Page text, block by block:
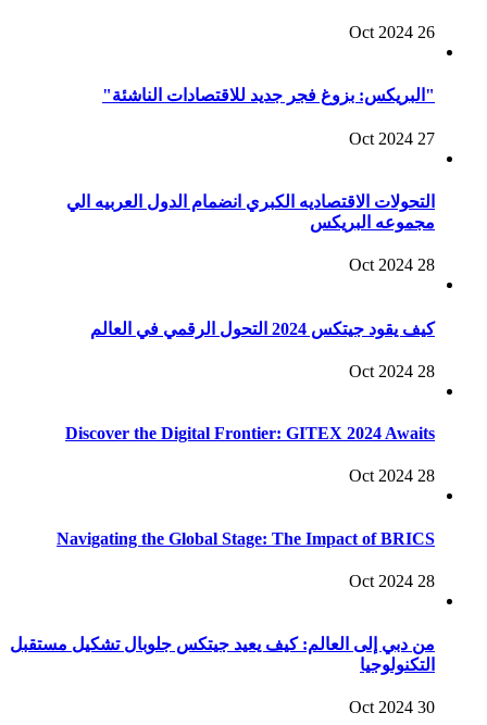
26 Oct 2024
"البريكس: بزوغ فجر جديد للاقتصادات الناشئة"
27 Oct 2024
التحولات الاقتصاديه الكبري انضمام الدول العربيه الي
مجموعه البريكس
28 Oct 2024
كيف يقود جيتكس 2024 التحول الرقمي في العالم
28 Oct 2024
Discover the Digital Frontier: GITEX 2024 Awaits
28 Oct 2024
Navigating the Global Stage: The Impact of BRICS
28 Oct 2024
من دبي إلى العالم: كيف يعيد جيتكس جلوبال تشكيل مستقبل
التكنولوجيا
30 Oct 2024